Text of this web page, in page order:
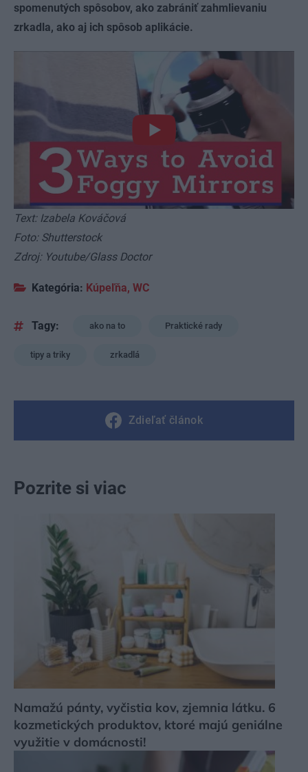
spomenutých spôsobov, ako zabrániť zahmlievaniu
zrkadla, ako aj ich spôsob aplikácie.
Text: Izabela Kováčová
Foto: Shutterstock
Zdroj: Youtube/Glass Doctor
Kategória: Kúpeľňa, WC
Tagy: ako na to Praktické rady
tipy a triky zrkadlá
Zdieľať článok
Pozrite si viac
Namažú pánty, vyčistia kov, zjemnia látku. 6
kozmetických produktov, ktoré majú geniálne
využitie v domácnosti!